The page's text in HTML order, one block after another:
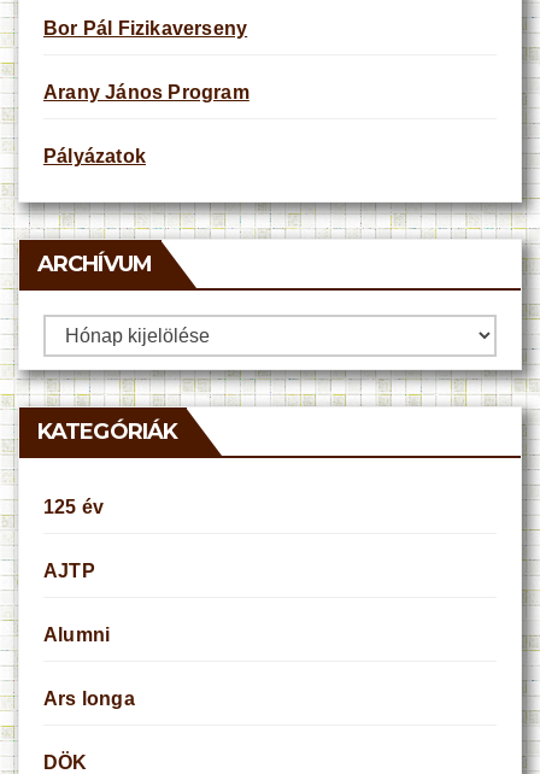
Bor Pál Fizikaverseny
Arany János Program
Pályázatok
ARCHÍVUM
Archívum
KATEGÓRIÁK
125 év
AJTP
Alumni
Ars longa
DÖK